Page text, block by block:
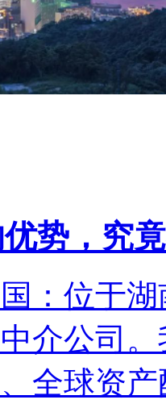
势，究
：位于
介公司
全球资